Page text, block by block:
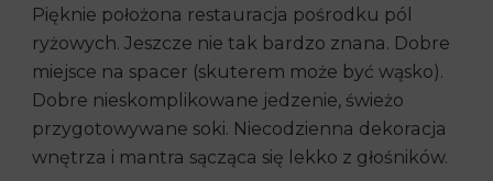
Pięknie położona restauracja pośrodku pól
ryżowych. Jeszcze nie tak bardzo znana. Dobre
miejsce na spacer (skuterem może być wąsko).
Dobre nieskomplikowane jedzenie, świeżo
przygotowywane soki. Niecodzienna dekoracja
wnętrza i mantra sącząca się lekko z głośników.